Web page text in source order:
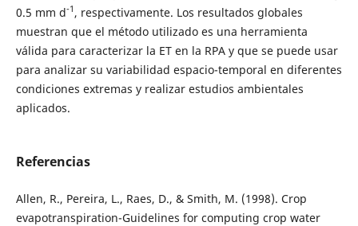
0.5 mm d-1 , respectivamente. Los resultados globales
muestran que el método utilizado es una herramienta
válida para caracterizar la ET en la RPA y que se puede usar
para analizar su variabilidad espacio-temporal en diferentes
condiciones extremas y realizar estudios ambientales
aplicados.
Referencias
Allen, R., Pereira, L., Raes, D., & Smith, M. (1998). Crop
evapotranspiration-Guidelines for computing crop water